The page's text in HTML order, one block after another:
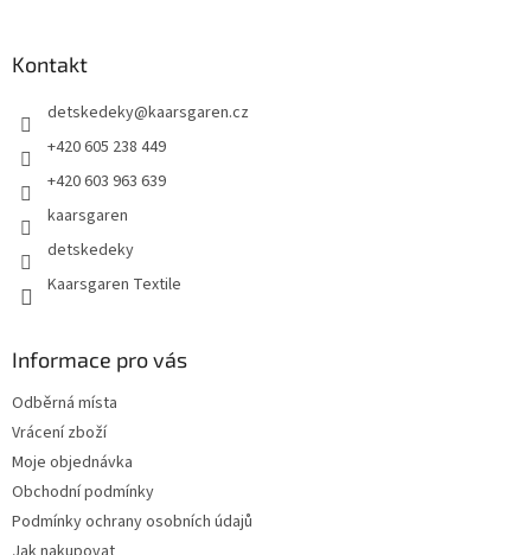
Kontakt
detskedeky@kaarsgaren.cz
+420 605 238 449
+420 603 963 639
kaarsgaren
detskedeky
Kaarsgaren Textile
Informace pro vás
Odběrná místa
Vrácení zboží
Moje objednávka
Obchodní podmínky
Podmínky ochrany osobních údajů